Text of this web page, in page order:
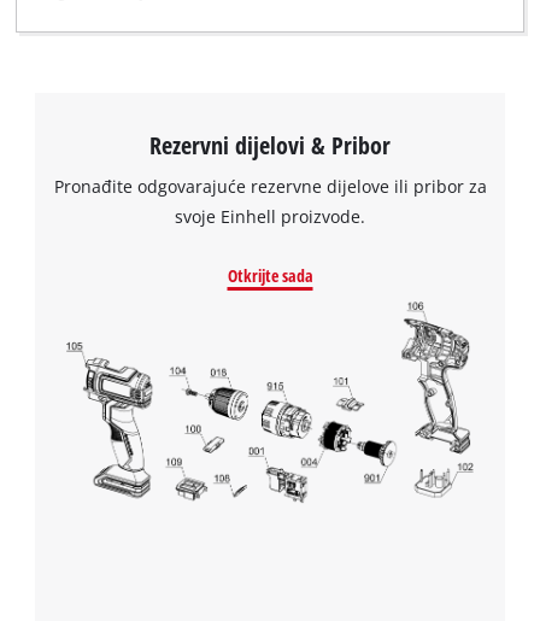
Rezervni dijelovi & Pribor
Pronađite odgovarajuće rezervne dijelove ili pribor za
svoje Einhell proizvode.
Otkrijte sada